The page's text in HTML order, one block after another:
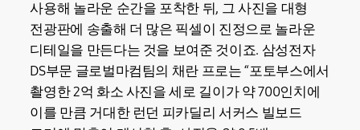
사용해 놀라운 순간을 포착한 뒤, 그 사진을 대형
전광판에 송출해 더 많은 픽셀이 진정으로 놀라운
디테일을 만든다는 것을 보여준 것이죠. 삼성전자
DS부문 글로벌마컴팀의 채란 프로는 “포토부스에서
촬영한 2억 화소 사진을 세로 길이가 약 700인치에
이를 만큼 거대한 런던 피카딜리 서커스 빌보드